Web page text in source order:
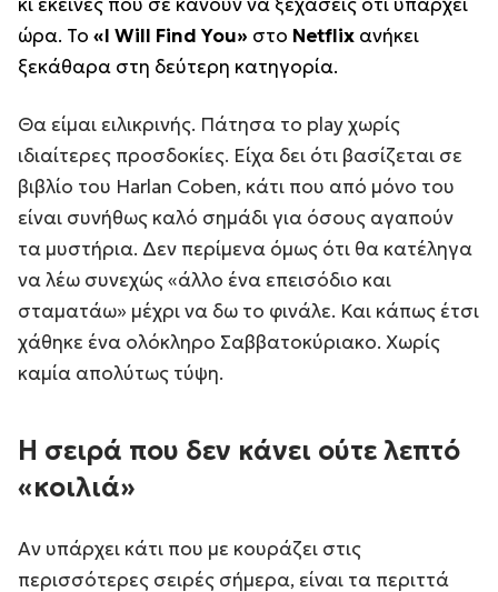
ώρα. Το «I Will Find You» στο Netflix ανήκει
ξεκάθαρα στη δεύτερη κατηγορία.
Θα είμαι ειλικρινής. Πάτησα το play χωρίς
ιδιαίτερες προσδοκίες. Είχα δει ότι βασίζεται σε
βιβλίο του Harlan Coben, κάτι που από μόνο του
είναι συνήθως καλό σημάδι για όσους αγαπούν
τα μυστήρια. Δεν περίμενα όμως ότι θα κατέληγα
να λέω συνεχώς «άλλο ένα επεισόδιο και
σταματάω» μέχρι να δω το φινάλε. Και κάπως έτσι
χάθηκε ένα ολόκληρο Σαββατοκύριακο. Χωρίς
καμία απολύτως τύψη.
Η σειρά που δεν κάνει ούτε λεπτό
«κοιλιά»
Αν υπάρχει κάτι που με κουράζει στις
περισσότερες σειρές σήμερα, είναι τα περιττά